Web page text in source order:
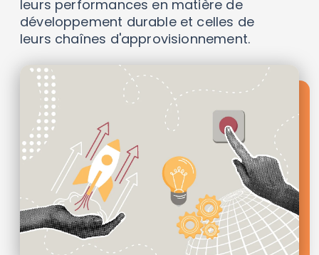
leurs performances en matière de
développement durable et celles de
leurs chaînes d'approvisionnement.